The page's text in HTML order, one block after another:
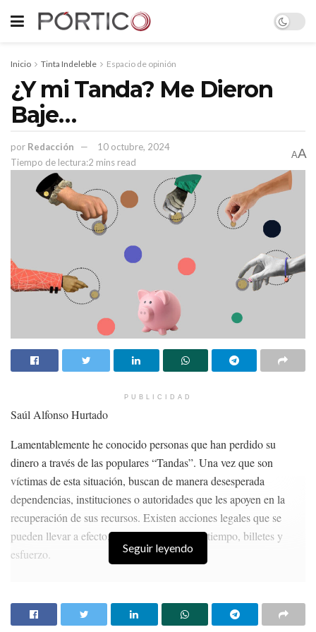
Inicio Tinta Indeleble Espacio de opinión
¿Y mi Tanda? Me Dieron
Baje…
por Redacción
10 octubre, 2024
Tiempo de lectura:2 mins read
AA
PUBLICIDAD
Saúl Alfonso Hurtado
Lamentablemente he conocido personas que han perdido su
dinero a través de las populares “Tandas”. Una vez que son
víctimas de esta situación, buscan de manera desesperada
dependencias, instituciones o autoridades que les apoyen en la
recuperación de sus recursos. Existen acciones legales que se
pueden llevar a efecto, pero hay que invertir tiempo, billetes y
esfuerzo.
MINERÍA SIN APOYO GUBERNAMENTAL
Seguir leyendo